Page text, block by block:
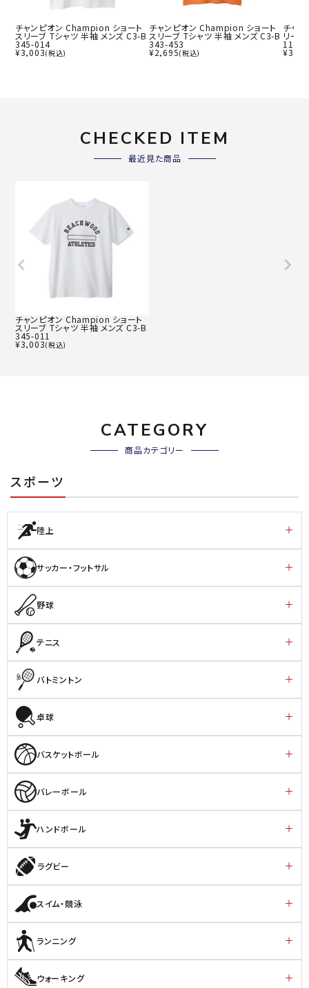
チャンピオン Champion ショート
スリーブ Tシャツ 半袖 メンズ C3-B
345-014
¥3,003(税込)
チャンピオン Champion ショート
スリーブ Tシャツ 半袖 メンズ C3-B
343-453
¥2,695(税込)
チャ
リー
11-
¥
CHECKED ITEM
最近見た商品
チャンピオン Champion ショート
スリーブ Tシャツ 半袖 メンズ C3-B
345-011
¥3,003(税込)
CATEGORY
商品カテゴリー
スポーツ
陸上
サッカー・フットサル
野球
テニス
バトミントン
卓球
バスケットボール
バレーボール
ハンドボール
ラグビー
スイム・競泳
ランニング
ウォーキング